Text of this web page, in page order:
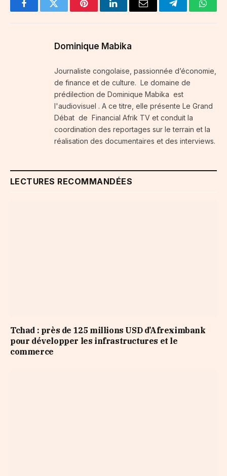
FacebookTwitter PinterestLinkedInEmail Telegram
Dominique Mabika
Journaliste congolaise, passionnée d’économie,
de finance et de culture. Le domaine de
prédilection de Dominique Mabika est
l'audiovisuel . A ce titre, elle présente Le Grand
Débat de Financial Afrik TV et conduit la
coordination des reportages sur le terrain et la
réalisation des documentaires et des interviews.
LECTURES RECOMMANDÉES
Tchad : près de 125 millions USD d’Afreximbank
pour développer les infrastructures et le
commerce